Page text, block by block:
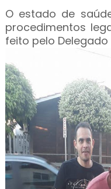
O estado de
procedimentos
feito pelo